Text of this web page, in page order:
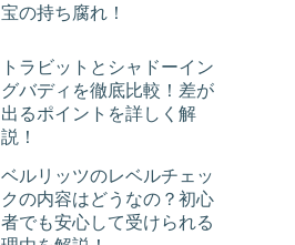
宝の持ち腐れ！
トラビットとシャドーイン
グバディを徹底比較！差が
出るポイントを詳しく解
説！
ベルリッツのレベルチェッ
クの内容はどうなの？初心
者でも安心して受けられる